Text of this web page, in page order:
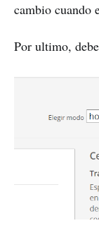
cambio cuando
Por ultimo,